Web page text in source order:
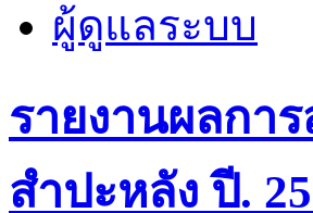
ผู้ดูแลระบบ
รายงานผลกา
สำปะหลัง ปี.